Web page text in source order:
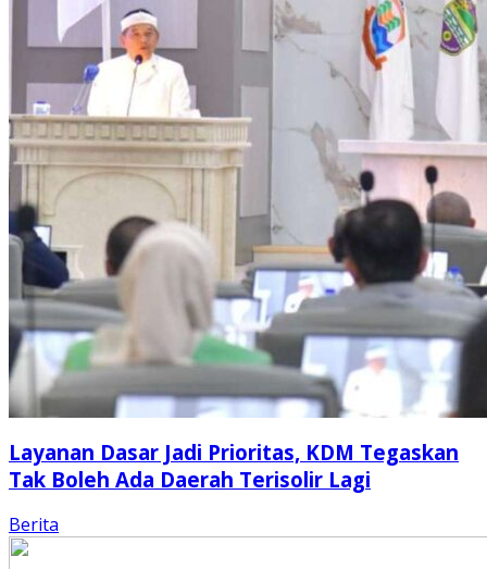
Layanan Dasar Jadi Prioritas, KDM Tegaskan
Tak Boleh Ada Daerah Terisolir Lagi
Berita